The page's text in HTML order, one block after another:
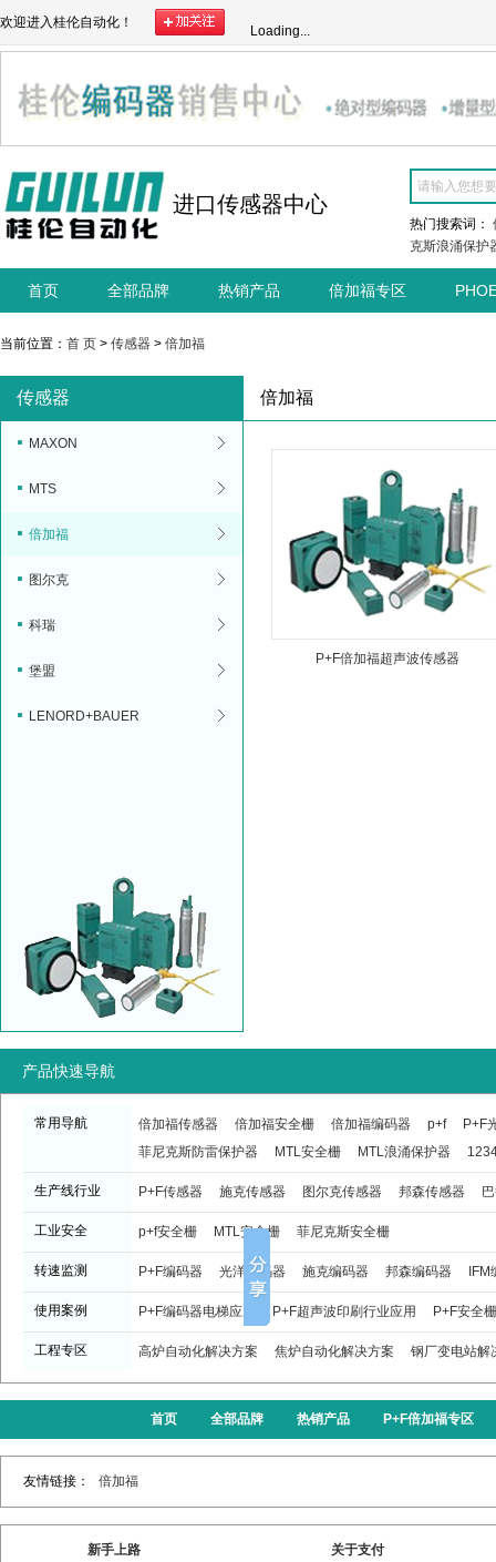
欢迎进入桂伦自动化！
Loading...
进口传感器中心
热门搜索词：
克斯浪涌保护
首页 全部品牌 热销产品 倍加福专区
当前位置： 首 页 > 传感器 > 倍加福
传感器
MAXON
MTS
倍加福
图尔克
科瑞
堡盟
LENORD+BAUER
倍加福
P+F倍加福超声波传感器
产品快速导航
常用导航 倍加福传感器 倍加福安全栅 倍加福编码器 p+f
P+F
菲尼克斯防雷保护器
MTL安全栅 MTL浪涌保护器
生产线行业 P+F传感器 施克传感器 图尔克传感器 邦森传感器
工业安全 p+f安全栅 MTL安全栅 菲尼克斯安全栅
转速监测 P+F编码器 光洋编码器 施克编码器 邦森编码器
使用案例 P+F编码器电梯应用 P+F超声波印刷行业应用 P+F安全
工程专区 高炉自动化解决方案 焦炉自动化解决方案 钢厂变电站解
首页 全部品牌 热销产品 P+F倍加福专区
友情链接： 倍加福
新手上路
关于支付